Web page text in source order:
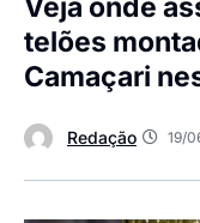
Veja onde
telões
Camaçari
Redação 19/